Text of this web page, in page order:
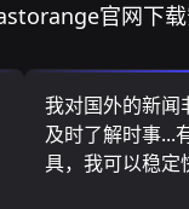
官网下
我对国外的新闻
及时了解时事...
具，我可以稳定